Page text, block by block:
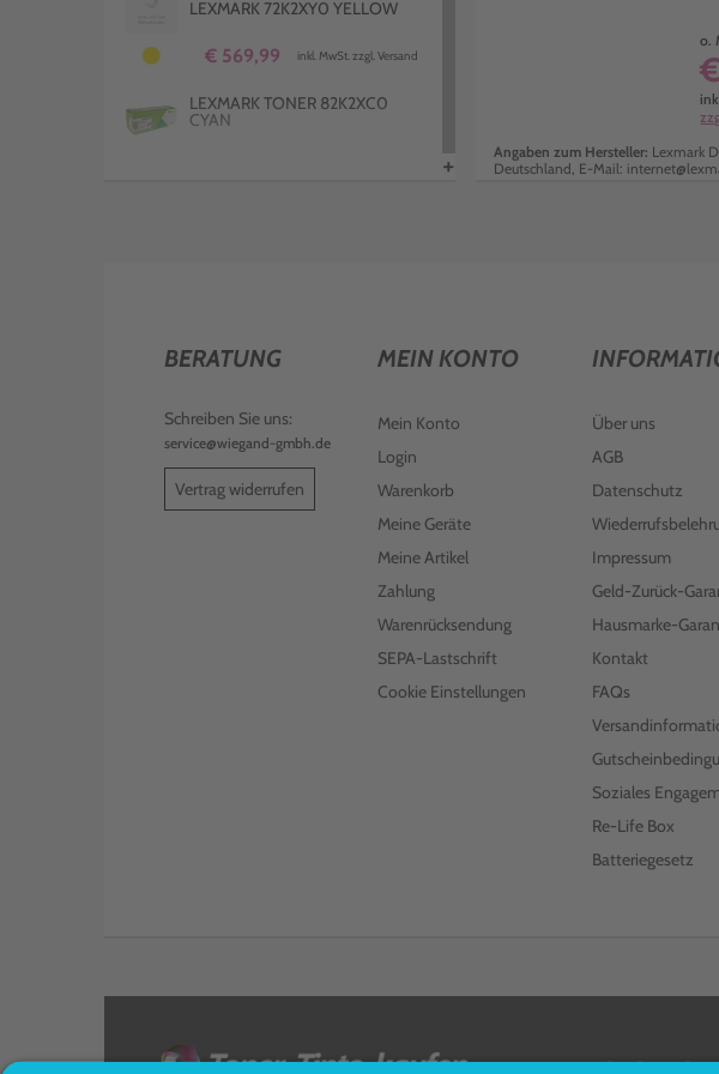
LEXMARK 72K2XY0 YELLOW
€ 569,99 inkl. MwSt. zzgl. Versand
LEXMARK TONER 82K2XC0
CYAN
SCHWARZ
LEXMARK TONER 72K20C0
€ 316,99 inkl. MwSt. zzgl. Versand
LEXMARK TONER 82K2UY0
inkl. MwSt. zzgl. Versand
KOMPATIBLER TONER ERSETZT
LEXMARK 72K2XK0 SCHWARZ
LEXMARK TONER 82K2UK0
€ 617,99
+
o.
Angaben zum Hersteller: Lexmark
Deutschland, E-Mail:
BERATUNG
Schreiben Sie uns:
service@wiegand-gmbh.de
Vertrag widerrufen
MEIN KONTO
Mein Konto
Login
Warenkorb
Meine Geräte
Meine Artikel
Zahlung
Warenrücksendung
SEPA-Lastschrift
Cookie Einstellungen
Über uns
AGB
Datenschutz
Impressum
Geld-Zurück-
Hausmarke-
Kontakt
FAQs
Soziales
Re-Life Box
Batteriegesetz
<